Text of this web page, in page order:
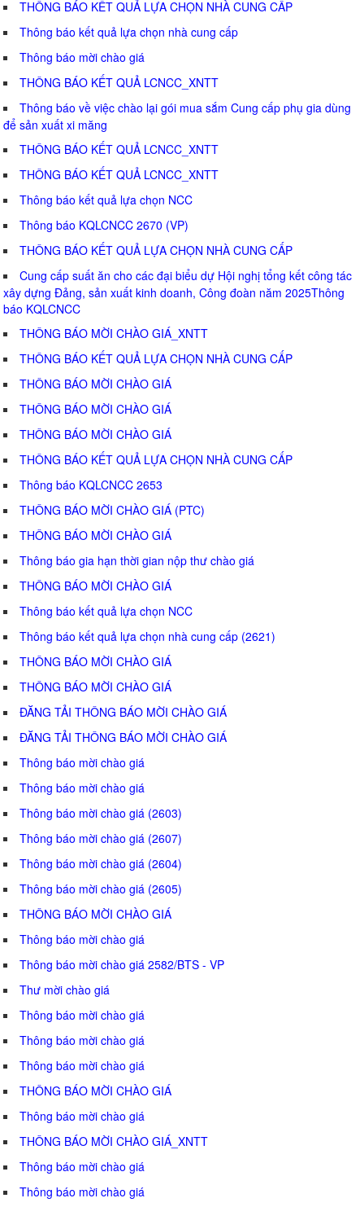
THÔNG BÁO KẾT QUẢ LỰA CHỌN NHÀ CUNG CẤP
Thông báo kết quả lựa chọn nhà cung cấp
Thông báo mời chào giá
THÔNG BÁO KẾT QUẢ LCNCC_XNTT
Thông báo về việc chào lại gói mua sắm Cung cấp phụ gia dùng
để sản xuất xi măng
THÔNG BÁO KẾT QUẢ LCNCC_XNTT
THÔNG BÁO KẾT QUẢ LCNCC_XNTT
Thông báo kết quả lựa chọn NCC
Thông báo KQLCNCC 2670 (VP)
THÔNG BÁO KẾT QUẢ LỰA CHỌN NHÀ CUNG CẤP
Cung cấp suất ăn cho các đại biểu dự Hội nghị tổng kết công tác
xây dựng Đảng, sản xuất kinh doanh, Công đoàn năm 2025Thông
báo KQLCNCC
THÔNG BÁO MỜI CHÀO GIÁ_XNTT
THÔNG BÁO KẾT QUẢ LỰA CHỌN NHÀ CUNG CẤP
THÔNG BÁO MỜI CHÀO GIÁ
THÔNG BÁO MỜI CHÀO GIÁ
THÔNG BÁO MỜI CHÀO GIÁ
THÔNG BÁO KẾT QUẢ LỰA CHỌN NHÀ CUNG CẤP
Thông báo KQLCNCC 2653
THÔNG BÁO MỜI CHÀO GIÁ (PTC)
THÔNG BÁO MỜI CHÀO GIÁ
Thông báo gia hạn thời gian nộp thư chào giá
THÔNG BÁO MỜI CHÀO GIÁ
Thông báo kết quả lựa chọn NCC
Thông báo kết quả lựa chọn nhà cung cấp (2621)
THÔNG BÁO MỜI CHÀO GIÁ
THÔNG BÁO MỜI CHÀO GIÁ
ĐĂNG TẢI THÔNG BÁO MỜI CHÀO GIÁ
ĐĂNG TẢI THÔNG BÁO MỜI CHÀO GIÁ
Thông báo mời chào giá
Thông báo mời chào giá
Thông báo mời chào giá (2603)
Thông báo mời chào giá (2607)
Thông báo mời chào giá (2604)
Thông báo mời chào giá (2605)
THÔNG BÁO MỜI CHÀO GIÁ
Thông báo mời chào giá
Thông báo mời chào giá 2582/BTS - VP
Thư mời chào giá
Thông báo mời chào giá
Thông báo mời chào giá
Thông báo mời chào giá
THÔNG BÁO MỜI CHÀO GIÁ
Thông báo mời chào giá
THÔNG BÁO MỜI CHÀO GIÁ_XNTT
Thông báo mời chào giá
Thông báo mời chào giá